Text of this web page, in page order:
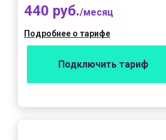
440 руб./месяц
Подробнее о тарифе
Подключить тариф